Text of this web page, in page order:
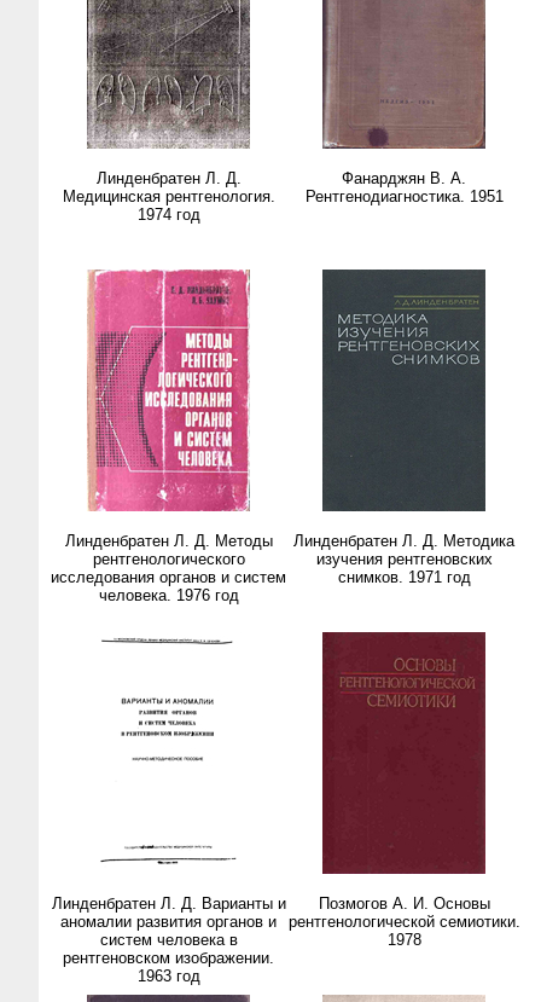
Линденбратен Л. Д.
Медицинская рентгенология.
1974 год
Фанарджян В. А.
Рентгенодиагностика. 1951
Линденбратен Л. Д. Методы
рентгенологического
исследования органов и систем
человека. 1976 год
Линденбратен Л. Д. Методика
изучения рентгеновских
снимков. 1971 год
Линденбратен Л. Д. Варианты и
аномалии развития органов и
систем человека в
рентгеновском изображении.
1963 год
Позмогов А. И. Основы
рентгенологической семиотики.
1978